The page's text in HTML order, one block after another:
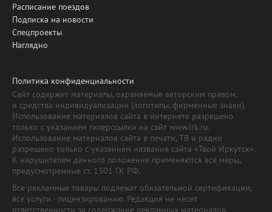
Расписание поездов
Подписка на новости
Спецпроекты
Наглядно
Политика конфиденциальности
Сайт содержит материалы, охраняемые авторским правом,
и средства индивидуализации (логотипы, фирменные знаки).
Использование материалов сайта в интернете разрешено
только с указанием гиперссылки на сайт www.irk.ru.
Использование материалов сайта в печати, ТВ и радио
разрешено только с указанием названия сайта «Твой Иркутск».
К нарушителям данного положения применяются все меры,
предусмотренные ст. 1301 ГК РФ.
Все рекламные товары подлежат обязательной сертификации,
все услуги - лицензированию. Редакция не несет
ответственности за содержание рекламных материалов.